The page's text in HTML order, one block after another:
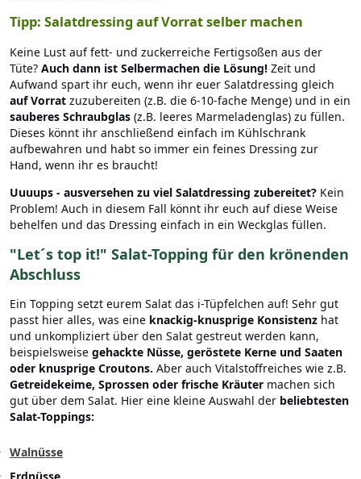
Tipp: Salatdressing auf Vorrat selber machen
Keine Lust auf fett- und zuckerreiche Fertigsoßen aus der
Tüte? Auch dann ist Selbermachen die Lösung! Zeit und
Aufwand spart ihr euch, wenn ihr euer Salatdressing gleich
auf Vorrat zuzubereiten (z.B. die 6-10-fache Menge) und in ein
sauberes Schraubglas (z.B. leeres Marmeladenglas) zu füllen.
Dieses könnt ihr anschließend einfach im Kühlschrank
aufbewahren und habt so immer ein feines Dressing zur
Hand, wenn ihr es braucht!
Uuuups - ausversehen zu viel Salatdressing zubereitet? Kein
Problem! Auch in diesem Fall könnt ihr euch auf diese Weise
behelfen und das Dressing einfach in ein Weckglas füllen.
"Let´s top it!" Salat-Topping für den krönenden
Abschluss
Ein Topping setzt eurem Salat das i-Tüpfelchen auf! Sehr gut
passt hier alles, was eine knackig-knusprige Konsistenz hat
und unkompliziert über den Salat gestreut werden kann,
beispielsweise gehackte Nüsse, geröstete Kerne und Saaten
oder knusprige Croutons. Aber auch Vitalstoffreiches wie z.B.
Getreidekeime, Sprossen oder frische Kräuter machen sich
gut über dem Salat. Hier eine kleine Auswahl der beliebtesten
Salat-Toppings:
Walnüsse